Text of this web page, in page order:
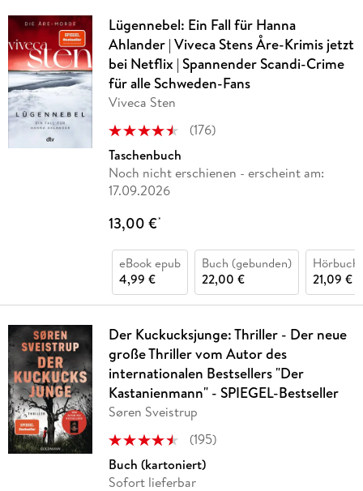
Lügennebel: Ein Fall für Hanna
Ahlander | Viveca Stens Åre-Krimis jetzt
bei Netflix | Spannender Scandi-Crime
für alle Schweden-Fans
Viveca Sten
(176)
Taschenbuch
Noch nicht erschienen - erscheint am:
17.09.2026
13,00 €*
eBook epub
4,99 €
Buch (gebunden)
22,00 €
Hörbuch
21,09 €
Der Kuckucksjunge: Thriller - Der neue
große Thriller vom Autor des
internationalen Bestsellers "Der
Kastanienmann" - SPIEGEL-Bestseller
Søren Sveistrup
(195)
Buch (kartoniert)
Sofort lieferbar